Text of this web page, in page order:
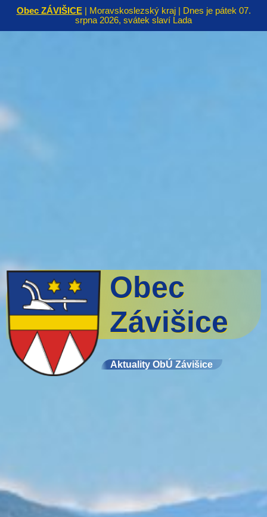
Obec ZÁVIŠICE| Moravskoslezský kraj | Dnes je pátek 07.
srpna 2026, svátek slaví Lada
Obec
Závišice
Aktuality ObÚ Závišice